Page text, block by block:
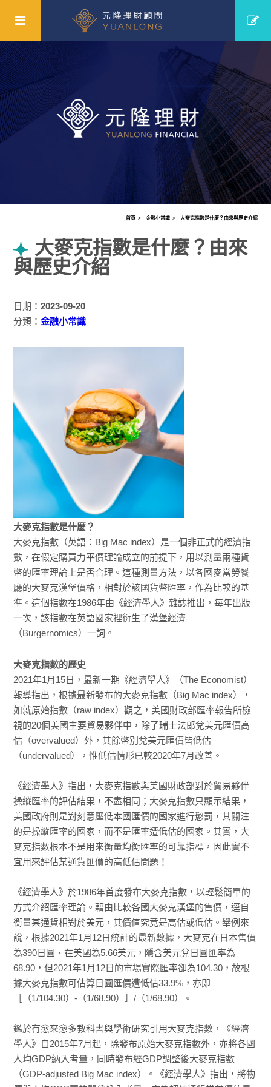
首頁 金融小常識 大麥克指數是什麼？由來與歷史介紹
大麥克指數是什麼？由來
與歷史介紹
日期：2023-09-20
分類：金融小常識
大麥克指數是什麼？
大麥克指數（英語：Big Mac index）是一個非正式的經濟指
數，在假定購買力平價理論成立的前提下，用以測量兩種貨
幣的匯率理論上是否合理。這種測量方法，以各國麥當勞餐
廳的大麥克漢堡價格，相對於該國貨幣匯率，作為比較的基
準。這個指數在1986年由《經濟學人》雜誌推出，每年出版
一次，該指數在英語國家裡衍生了漢堡經濟
（Burgernomics）一詞。
大麥克指數的歷史
2021年1月15日，最新一期《經濟學人》（The Economist）
報導指出，根據最新發布的大麥克指數（Big Mac index），
如就原始指數（raw index）觀之，美國財政部匯率報告所檢
視的20個美國主要貿易夥伴中，除了瑞士法郎兌美元匯價高
估（overvalued）外，其餘幣別兌美元匯價皆低估
（undervalued），惟低估情形已較2020年7月改善。
《經濟學人》指出，大麥克指數與美國財政部對於貿易夥伴
操縱匯率的評估結果，不盡相同；大麥克指數只顯示結果，
美國政府則是對刻意壓低本國匯價的國家進行懲罰，其關注
的是操縱匯率的國家，而不是匯率遭低估的國家。其實，大
麥克指數根本不是用來衡量均衡匯率的可靠指標，因此實不
宜用來評估某通貨匯價的高低估問題！
《經濟學人》於1986年首度發布大麥克指數，以輕鬆簡單的
方式介紹匯率理論。藉由比較各國大麥克漢堡的售價，逕自
衡量某通貨相對於美元，其價值究竟是高估或低估。舉例來
說，根據2021年1月12日統計的最新數據，大麥克在日本售價
為390日圓、在美國為5.66美元，隱含美元兌日圓匯率為
68.90，但2021年1月12日的市場實際匯率卻為104.30，故根
據大麥克指數可估算日圓匯價遭低估33.9%，亦即
［（1/104.30）-（1/68.90）］/（1/68.90）。
鑑於有愈來愈多教科書與學術研究引用大麥克指數，《經濟
學人》自2015年7月起，除發布原始大麥克指數外，亦將各國
人均GDP納入考量，同時發布經GDP調整後大麥克指數
（GDP-adjusted Big Mac index）。《經濟學人》指出，將物